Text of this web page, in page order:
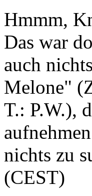
Hmmm,
Das war
auch
Melone"
T.: P.W.),
nichts zu
(CEST)